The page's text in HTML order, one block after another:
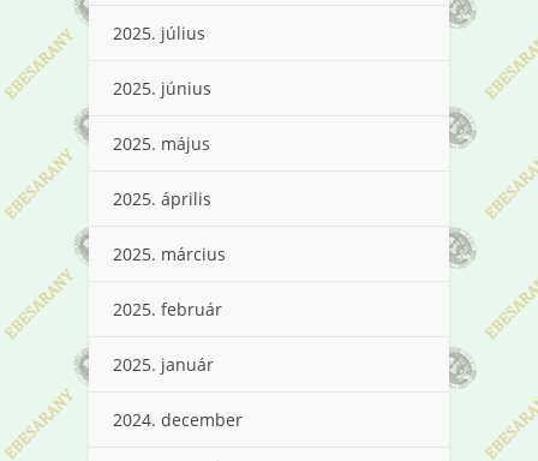
2025. július
2025. június
2025. május
2025. április
2025. március
2025. február
2025. január
2024. december